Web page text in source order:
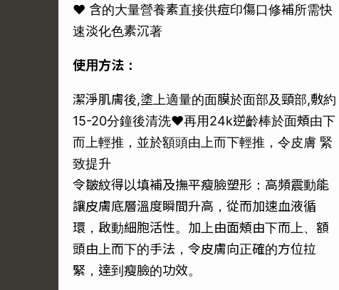
♥ 含的大量營養素直接供痘印傷口修補所需快
速淡化色素沉著
使用方法：
潔淨肌膚後,塗上適量的面膜於面部及頸部,敷約
15-20分鐘後清洗❤再用24k逆齡棒於面頰由下
而上輕推，並於額頭由上而下輕推，令皮膚 緊
致提升
令皺紋得以填補及撫平瘦臉塑形：高頻震動能
讓皮膚底層溫度瞬間升高，從而加速血液循
環，啟動細胞活性。加上由面頰由下而上、額
頭由上而下的手法，令皮膚向正確的方位拉
緊，達到瘦臉的功效。